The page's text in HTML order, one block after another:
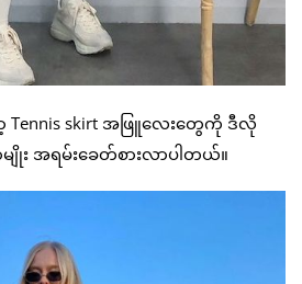
Tennis skirt အဖြူလေးတွေကို ဒီလို
း အရမ်းခေတ်စားလာပါတယ်။